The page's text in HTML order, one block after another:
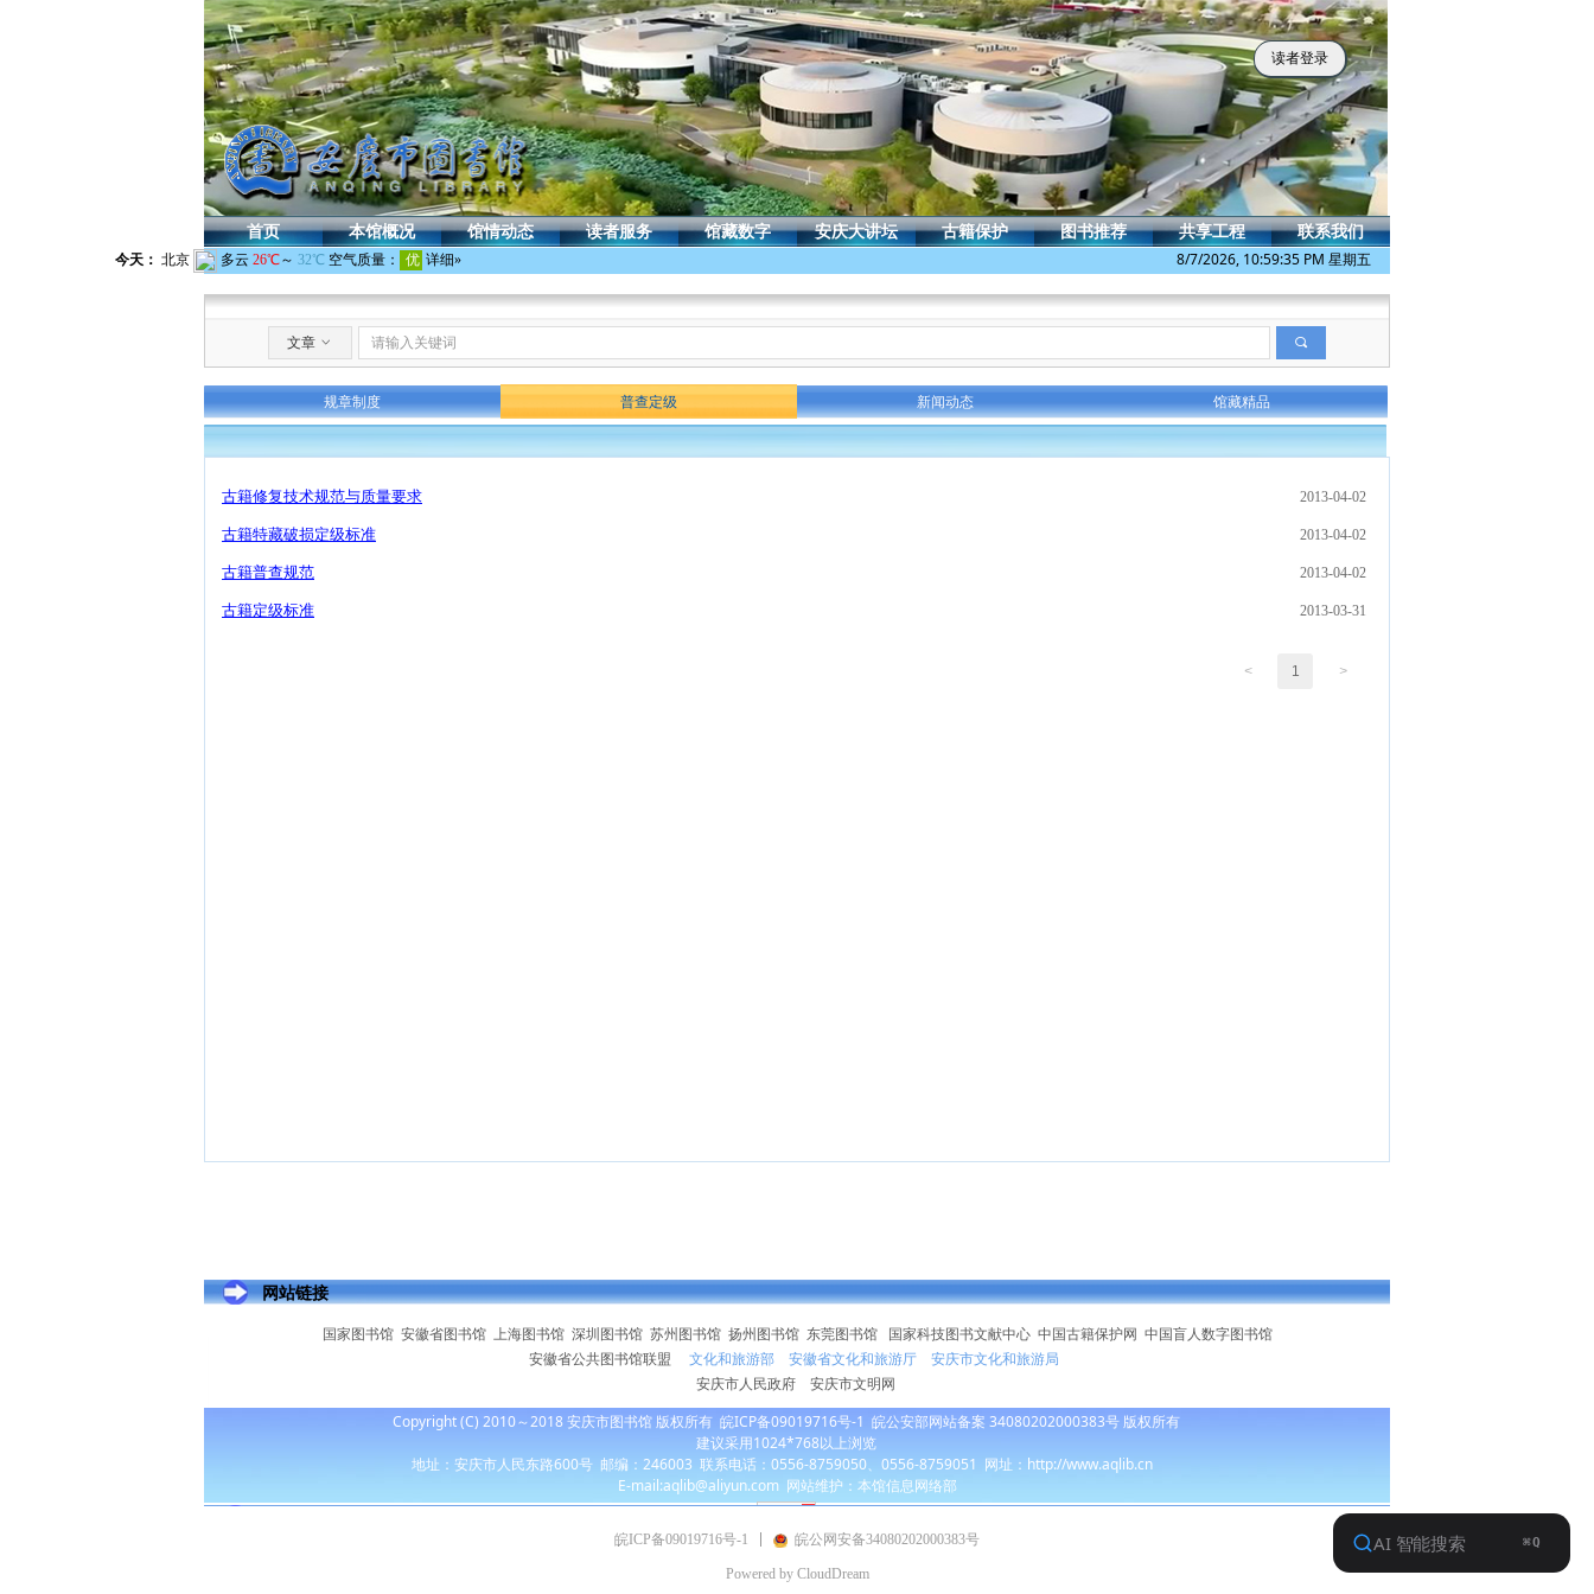
首页 本馆概况 馆情动态 读者服务 馆藏数字 安庆大讲坛 古籍保护 图书推荐 共享工程 联系我们
8/7/2026, 10:59:35 PM 星期五
读者登录
끠
文章 ꀁ
规章制度 普查定级 新闻动态 馆藏精品
2013-04-02
古籍修复技术规范与质量要求
2013-04-02
古籍特藏破损定级标准
2013-04-02
古籍普查规范
2013-03-31
古籍定级标准
< 1 >
网站链接
国家图书馆 安徽省图书馆 上海图书馆 深圳图书馆 苏州图书馆 扬州图书馆 东莞图书馆 国家科技图书文献中心 中国古籍保护网 中国盲人数字图书馆
安徽省公共图书馆联盟
文化和旅游部 安徽省文化和旅游厅
安庆市文化和旅游局
安庆市人民政府
安庆市文明网
Copyright (C) 2010～2018 安庆市图书馆 版权所有 皖ICP备09019716号-1 皖公安部网站备案 34080202000383号版权所有
建议采用1024*768以上浏览
地址：安庆市人民东路600号 邮编：246003 联系电话：0556-8759050、0556-8759051 网址：http://www.aqlib.cn
E-mail:aqlib@aliyun.com 网站维护 ：本馆信息网络部
皖ICP备09019716号-1 皖公网安备34080202000383号
Powered by CloudDream